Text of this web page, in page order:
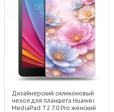
Дизайнерский силиконовый
чехол для планшета Huawei
MediaPad T2 7.0 Pro женский